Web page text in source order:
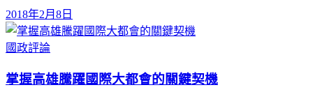
2018年2月8日
國政評論
掌握高雄騰躍國際大都會的關鍵契機